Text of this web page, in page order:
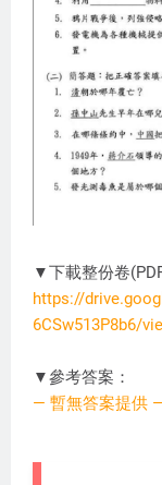
▼下載整份卷
https://
6CSw513P8b6/
▼參考答案：
— 暫無答案提供